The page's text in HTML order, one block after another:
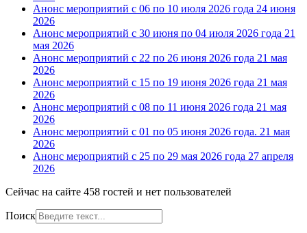
Анонс мероприятий с 06 по 10 июля 2026 года 24 июня
2026
Анонс мероприятий с 30 июня по 04 июля 2026 года 21
мая 2026
Анонс мероприятий с 22 по 26 июня 2026 года 21 мая
2026
Анонс мероприятий с 15 по 19 июня 2026 года 21 мая
2026
Анонс мероприятий с 08 по 11 июня 2026 года 21 мая
2026
Анонс мероприятий с 01 по 05 июня 2026 года. 21 мая
2026
Анонс мероприятий с 25 по 29 мая 2026 года 27 апреля
2026
Сейчас на сайте 458 гостей и нет пользователей
Поиск